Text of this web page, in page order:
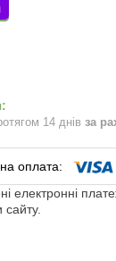
14 днів за
електронні